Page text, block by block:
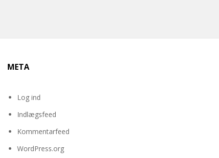
META
Log ind
Indlægsfeed
Kommentarfeed
WordPress.org